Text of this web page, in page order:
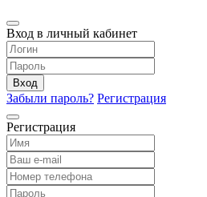
Вход в личный кабинет
Вход
Забыли пароль? Регистрация
Регистрация